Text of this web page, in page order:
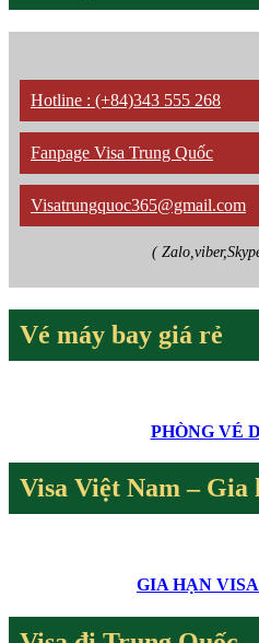
Hotline : (+84)343 555 268
Fanpage Visa Trung Quốc
Visatrungquoc365@gmail.com
(
Vé máy bay giá rẻ
PHÒNG VÉ
Visa Việt Nam – Gia
GIA HẠN